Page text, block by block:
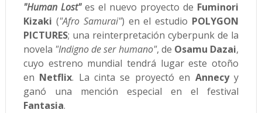
"Human Lost"es el nuevo proyecto de Fuminori
Kizaki ("Afro Samurai") en el estudio POLYGON
PICTURES; una reinterpretación cyberpunk de la
novela "Indigno de ser humano", de Osamu Dazai,
cuyo estreno mundial tendrá lugar este otoño
en Netflix. La cinta se proyectó en Annecyy
ganó una mención especial en el festival
Fantasia.